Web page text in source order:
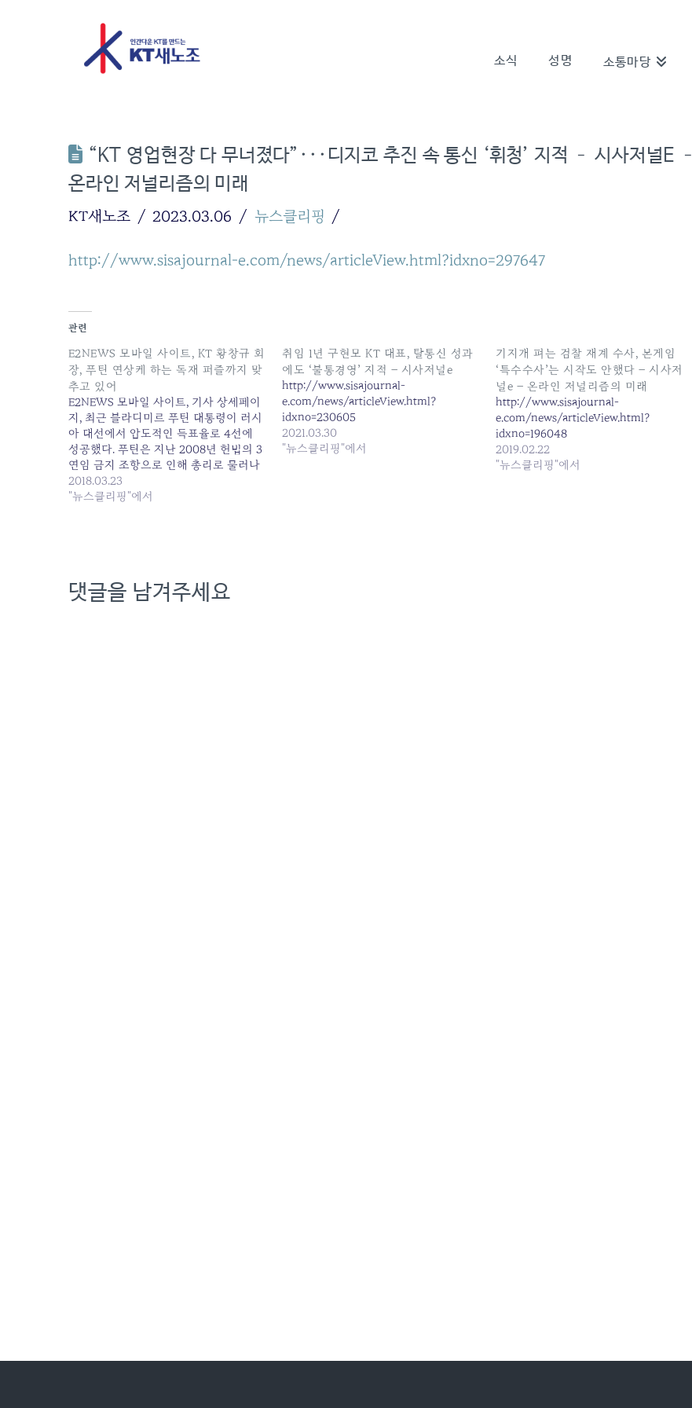
소식 성명 소통마당
“KT 영업현장 다 무너졌다”···디지코 추진 속 통신 ‘휘청’ 지적 – 시사저널E –
온라인 저널리즘의 미래
KT새노조 2023.03.06 뉴스클리핑
http://www.sisajournal-e.com/news/articleView.html?idxno=297647
관련
E2NEWS 모바일 사이트, KT 황창규 회
장, 푸틴 연상케 하는 독재 퍼즐까지 맞
추고 있어
E2NEWS 모바일 사이트, 기사 상세페이
지, 최근 블라디미르 푸틴 대통령이 러시
아 대선에서 압도적인 득표율로 4선에
성공했다. 푸틴은 지난 2008년 헌법의 3
연임 금지 조항으로 인해 총리로 물러나
면서 자신의 측근인 드미트리 메드베데
프 대통령을 내세워 영향력을 행사했었
2018.03.23
"뉴스클리핑"에서
취임 1년 구현모 KT 대표, 탈통신 성과
에도 ‘불통경영’ 지적 – 시사저널e
http://www.sisajournal-
e.com/news/articleView.html?
idxno=230605
2021.03.30
"뉴스클리핑"에서
기지개 펴는 검찰 재계 수사, 본게임
‘특수수사’는 시작도 안했다 – 시사저
널e – 온라인 저널리즘의 미래
http://www.sisajournal-
e.com/news/articleView.html?
idxno=196048
2019.02.22
"뉴스클리핑"에서
댓글을 남겨주세요